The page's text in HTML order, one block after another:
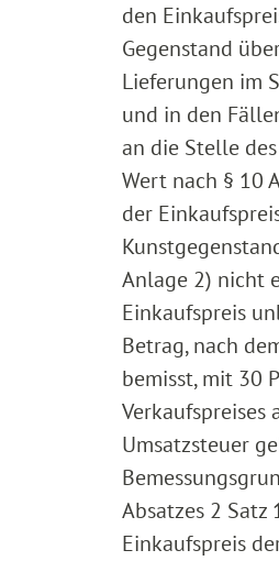
den
Gegenstand
Lieferungen im
und in den
an die Stelle
Wert nach § 10
der
Anlage 2) nicht
Einkaufspreis
Betrag, nach
bemisst, mit 30
Verkaufspreises
Umsatzsteuer
Absatzes 2 Satz
Einkaufspreis